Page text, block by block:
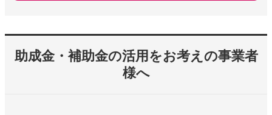
助成金・補助金の活用をお考えの事業者
様へ